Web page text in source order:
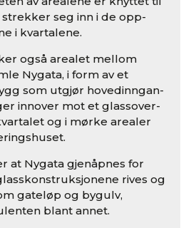
seg inn i de opp­
i kvartalene.
også arealet mellom
Nygata, i form av et
som utgjør hovedinngan­
innover mot et glassover­
og i mørke arealer
at Nygata gjenåpnes for
rives og
gateløp og bygulv,
blant annet.